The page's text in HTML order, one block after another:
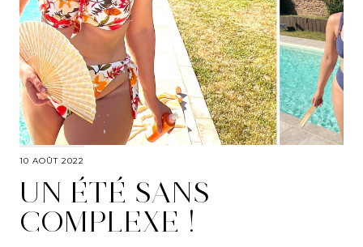
10 AOÛT 2022
UN ÉTÉ SANS
COMPLEXE !